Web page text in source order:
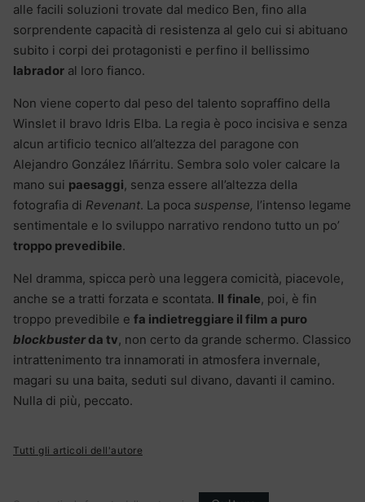
alle facili soluzioni trovate dal medico Ben, fino alla
sorprendente capacità di resistenza al gelo cui si abituano
subito i corpi dei protagonisti e perfino il bellissimo
labrador al loro fianco.
Non viene coperto dal peso del talento sopraffino della
Winslet il bravo Idris Elba. La regia è poco incisiva e senza
alcun artificio tecnico all’altezza del paragone con
Alejandro González Iñárritu. Sembra solo voler calcare la
mano sui paesaggi, senza essere all’altezza della
fotografia di Revenant. La poca suspense, l’intenso legame
sentimentale e lo sviluppo narrativo rendono tutto un po’
troppo prevedibile.
Nel dramma, spicca però una leggera comicità, piacevole,
anche se a tratti forzata e scontata. Il finale, poi, è fin
troppo prevedibile e fa indietreggiare il film a puro
blockbusterda tv, non certo da grande schermo. Classico
intrattenimento tra innamorati in atmosfera invernale,
magari su una baita, seduti sul divano, davanti il camino.
Nulla di più, peccato.
Tutti gli articoli dell'autore